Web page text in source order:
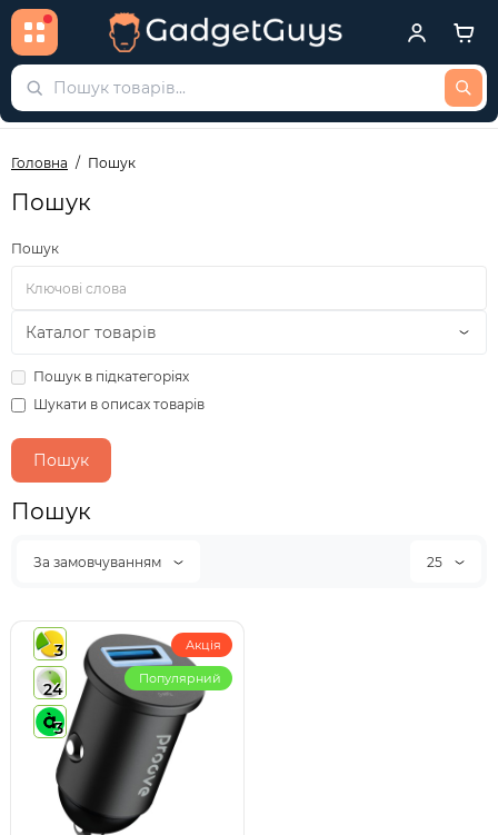
Головна Пошук
Пошук
Пошук
Пошук в підкатегоріях
Шукати в описах товарів
Пошук
За замовчуванням 25
3
24
3
Акція
Популярний